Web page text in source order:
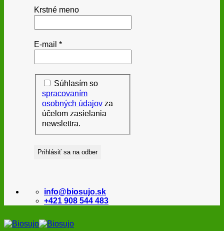
Krstné meno
E-mail *
Súhlasím so
spracovaním
osobných údajov za
účelom zasielania
newslettra.
info@biosujo.sk
+421 908 544 483